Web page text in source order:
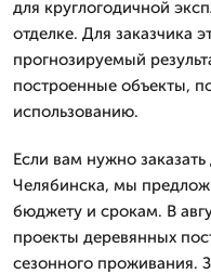
для круглогодичной
отделке. Для заказчика
прогнозируемый
построенные объекты,
использованию.
Если вам нужно
Челябинска, мы
бюджету и срокам. В
проекты деревянных
сезонного проживания.